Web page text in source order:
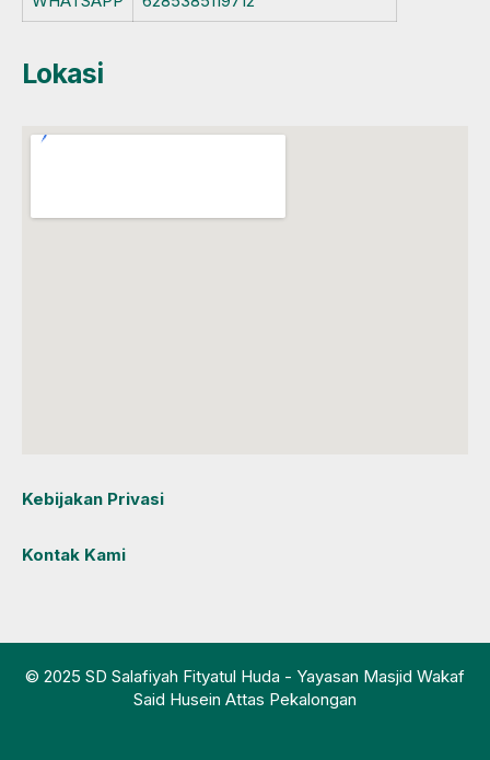
Lokasi
Kebijakan Privasi
Kontak Kami
© 2025 SD Salafiyah Fityatul Huda - Yayasan Masjid Wakaf
Said Husein Attas Pekalongan